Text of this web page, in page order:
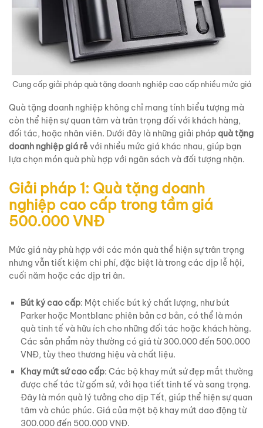
Cung cấp giải pháp quà tặng doanh nghiệp cao cấp nhiều mức giá
Quà tặng doanh nghiệp không chỉ mang tính biểu tượng mà
còn thể hiện sự quan tâm và trân trọng đối với khách hàng,
đối tác, hoặc nhân viên. Dưới đây là những giải pháp quà tặng
doanh nghiệp giá rẻvới nhiều mức giá khác nhau, giúp bạn
lựa chọn món quà phù hợp với ngân sách và đối tượng nhận.
Giải pháp 1: Quà tặng doanh
nghiệp cao cấp trong tầm giá
500.000 VNĐ
Mức giá này phù hợp với các món quà thể hiện sự trân trọng
nhưng vẫn tiết kiệm chi phí, đặc biệt là trong các dịp lễ hội,
cuối năm hoặc các dịp tri ân.
Bút ký cao cấp: Một chiếc bút ký chất lượng, như bút
Parker hoặc Montblanc phiên bản cơ bản, có thể là món
quà tinh tế và hữu ích cho những đối tác hoặc khách hàng.
Các sản phẩm này thường có giá từ 300.000 đến 500.000
VNĐ, tùy theo thương hiệu và chất liệu.
Khay mứt sứ cao cấp: Các bộ khay mứt sứ đẹp mắt thường
được chế tác từ gốm sứ, với họa tiết tinh tế và sang trọng.
Đây là món quà lý tưởng cho dịp Tết, giúp thể hiện sự quan
tâm và chúc phúc. Giá của một bộ khay mứt dao động từ
300.000 đến 500.000 VNĐ.